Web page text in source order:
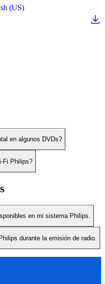
(US)
en algunos DVDs?
Fi Philips?
en mi sistema Philips.
durante la emisión de radio.